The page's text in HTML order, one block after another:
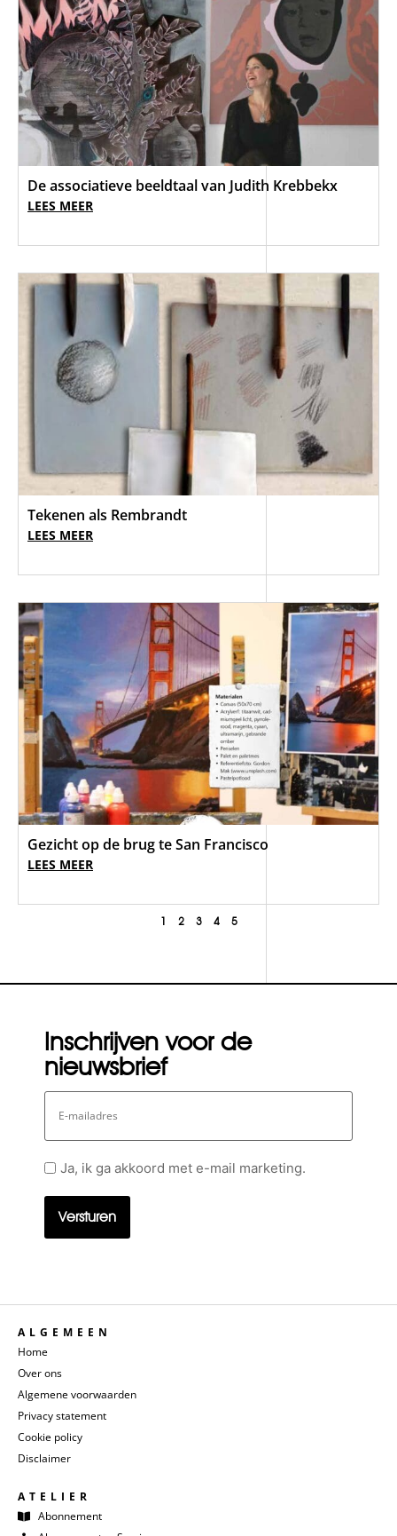
De associatieve beeldtaal van Judith Krebbekx
LEES MEER
Tekenen als Rembrandt
LEES MEER
Gezicht op de brug te San Francisco
LEES MEER
1 2 3 4 5
Inschrijven voor de
nieuwsbrief
E-
mailadres
GeenJa, ik ga akkoord met e-mail marketing.
ALGEMEEN
Home
Over ons
Algemene voorwaarden
Privacy statement
Cookie policy
Disclaimer
ATELIER
Abonnement